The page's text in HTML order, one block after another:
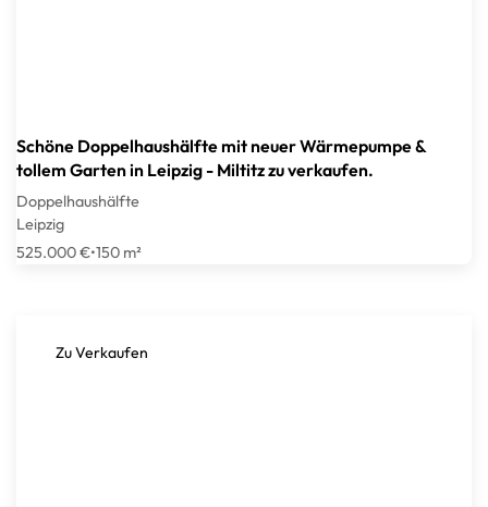
Schöne Doppelhaushälfte mit neuer Wärmepumpe &
tollem Garten in Leipzig - Miltitz zu verkaufen.
Doppelhaushälfte
Leipzig
525.000 €•150 m²
Zu Verkaufen